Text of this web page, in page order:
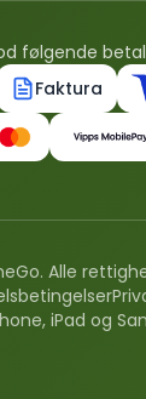
følgende
Faktura
Alle
iPad og